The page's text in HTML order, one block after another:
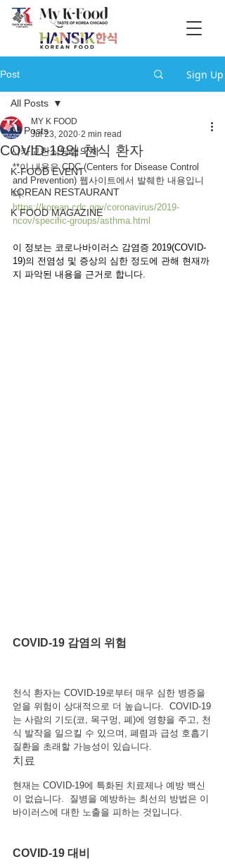
Post Sign Up
All Posts
시카고한식당협의체
K-FOOD EVENT
KOREAN RESTAURANT
K FOOD MAGAZINE
All Posts
COVID-19와 천식 환자
MY K FOOD
Jul 23, 2020 2 min read
**이 내용은 CDC (Centers for Disease Control
and Prevention) 웹사이트에서 발췌한 내용입니
다.
https://korean.cdc.gov/coronavirus/2019-
ncov/specific-groups/asthma.html
이 정보는 코로나바이러스 감염증 2019(COVID-
19)의 전염성 및 증상의 심한 정도에 관해 현재까
지 파악된 내용을 근거로 합니다.
COVID-19 감염의 위험
천식 환자는 COVID-19로부터 매우 심한 병증을
얻을 위험이 상대적으로 더 높습니다.  COVID-19
는 사람의 기도(코, 목구멍, 폐)에 영향을 주고, 천
식 발작을 일으킬 수 있으며, 폐렴과 급성 호흡기
질환을 초래할 가능성이 있습니다.
치료
현재는 COVID-19에 특화된 치료제나 예방 백신
이 없습니다.  질병을 예방하는 최선의 방법은 이
바이러스에 대한 노출을 피하는 것입니다.
COVID-19 대비